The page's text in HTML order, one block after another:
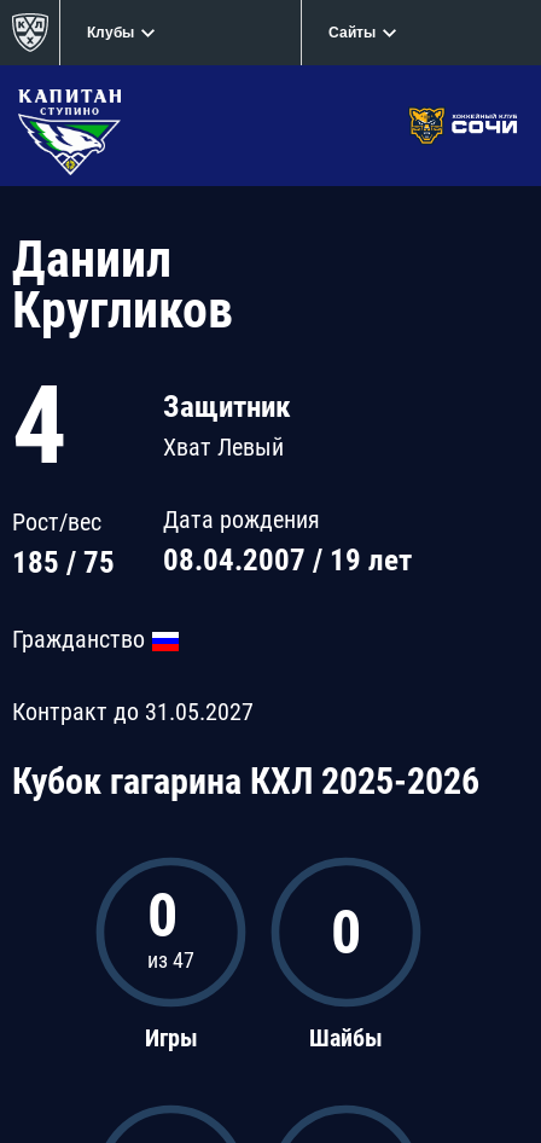
Клубы Сайты
Даниил
Кругликов
4
Рост/вес
185 / 75
Защитник
Хват Левый
Дата рождения
08.04.2007 / 19 лет
Гражданство
Контракт до 31.05.2027
Кубок гагарина КХЛ 2025-2026
0
из 47
Игры
0
Шайбы